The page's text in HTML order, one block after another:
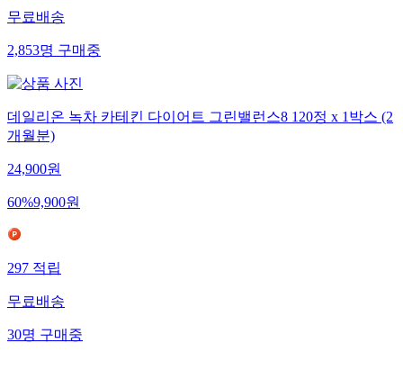
무료배송
2,853명구매중
데일리온 녹차 카테킨 다이어트 그린밸런스8 120정 x 1박스 (2
개월분)
24,900원
60%9,900원
297적립
무료배송
30명구매중